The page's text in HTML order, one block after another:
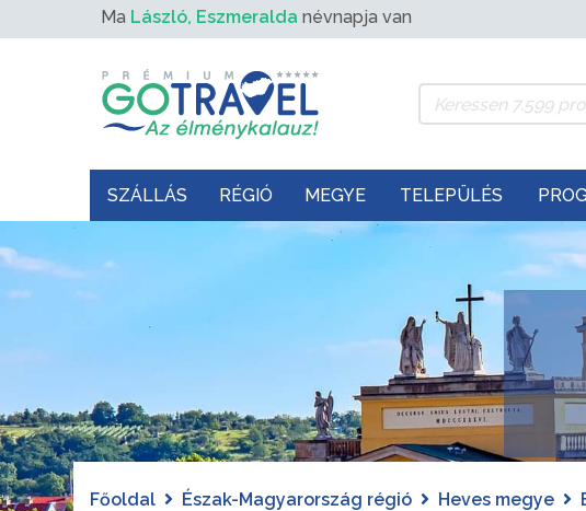
Ma László, Eszmeralda névnapja van
SZÁLLÁS RÉGIÓ MEGYE TELEPÜLÉS
Főoldal Észak-Magyarország régió Heves megye